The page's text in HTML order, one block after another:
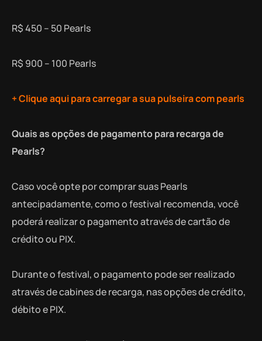
R$ 450 – 50 Pearls
R$ 900 – 100 Pearls
+ Clique aqui para carregar a sua pulseira com pearls
Quais as opções de pagamento para recarga de
Pearls?
Caso você opte por comprar suas Pearls
antecipadamente, como o festival recomenda, você
poderá realizar o pagamento através de cartão de
crédito ou PIX.
Durante o festival, o pagamento pode ser realizado
através de cabines de recarga, nas opções de crédito,
débito e PIX.